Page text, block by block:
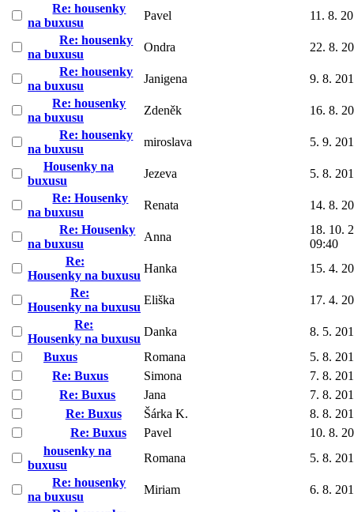
Re: housenky
na buxusu
Pavel
11. 8.
Re: housenky
na buxusu
Ondra
22. 8.
Re: housenky
na buxusu
Janigena
9. 8.
Re: housenky
na buxusu
Zdeněk
16. 8.
Re: housenky
na buxusu
miroslava
5. 9.
Housenky na
buxusu
Jezeva
5. 8.
Re: Housenky
na buxusu
Renata
14. 8.
Re: Housenky
na buxusu
Anna
18. 10.
09:40
Re:
Housenky na buxusu
Hanka
15. 4.
Re:
Housenky na buxusu
Eliška
17. 4.
Re:
Housenky na buxusu
Danka
8. 5.
Buxus
Romana
5. 8.
Re: Buxus
Simona
7. 8.
Re: Buxus
Jana
7. 8.
Re: Buxus
Šárka K.
8. 8.
Re: Buxus
Pavel
10. 8.
housenky na
buxusu
Romana
5. 8.
Re: housenky
na buxusu
Miriam
6. 8.